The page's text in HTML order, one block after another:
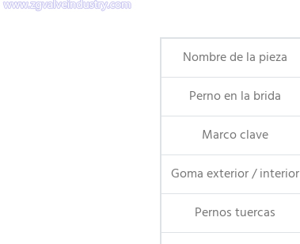
Nombre de la pieza
Perno en la brida
Marco clave
Goma exterior / interior
Pernos tuercas